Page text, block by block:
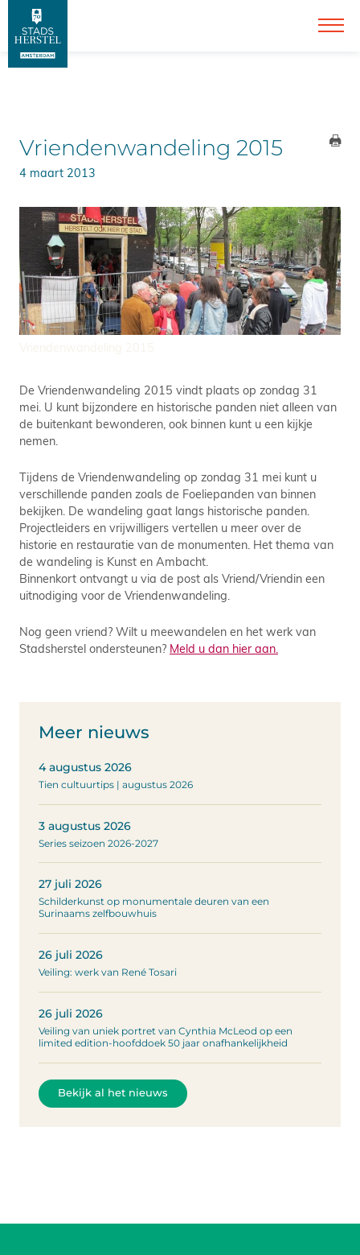
Vriendenwandeling 2015
4 maart 2013
De Vriendenwandeling 2015 vindt plaats op zondag 31
mei. U kunt bijzondere en historische panden niet alleen van
de buitenkant bewonderen, ook binnen kunt u een kijkje
nemen.
Tijdens de Vriendenwandeling op zondag 31 mei kunt u
verschillende panden zoals de Foeliepanden van binnen
bekijken. De wandeling gaat langs historische panden.
Projectleiders en vrijwilligers vertellen u meer over de
historie en restauratie van de monumenten. Het thema van
de wandeling is Kunst en Ambacht.
Binnenkort ontvangt u via de post als Vriend/Vriendin een
uitnodiging voor de Vriendenwandeling.
Nog geen vriend? Wilt u meewandelen en het werk van
Stadsherstel ondersteunen? Meld u dan hier aan.
Meer nieuws
4 augustus 2026
Tien cultuurtips | augustus 2026
3 augustus 2026
Series seizoen 2026-2027
27 juli 2026
Schilderkunst op monumentale deuren van een
Surinaams zelfbouwhuis
26 juli 2026
Veiling: werk van René Tosari
26 juli 2026
Veiling van uniek portret van Cynthia McLeod op een
limited edition-hoofddoek 50 jaar onafhankelijkheid
Bekijk al het nieuws